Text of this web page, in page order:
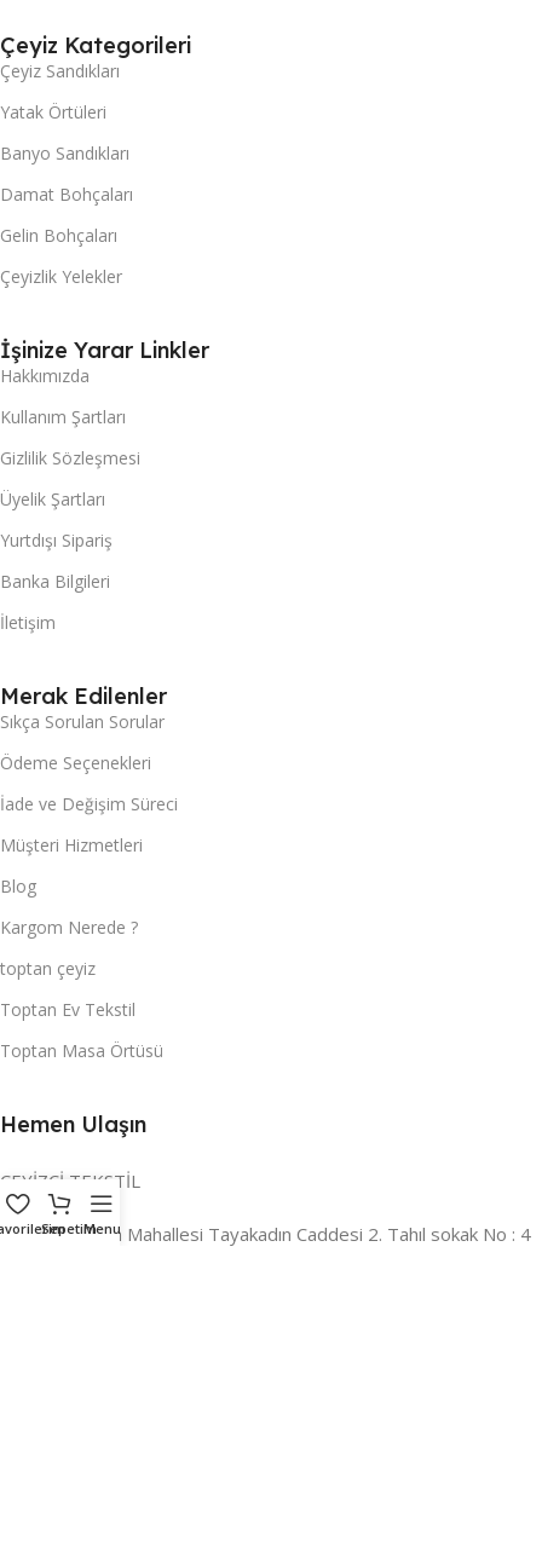
Çeyiz Kategorileri
Çeyiz Sandıkları
Yatak Örtüleri
Banyo Sandıkları
Damat Bohçaları
Gelin Bohçaları
Çeyizlik Yelekler
İşinize Yarar Linkler
Hakkımızda
Kullanım Şartları
Gizlilik Sözleşmesi
Üyelik Şartları
Yurtdışı Sipariş
Banka Bilgileri
İletişim
Merak Edilenler
Sıkça Sorulan Sorular
Ödeme Seçenekleri
İade ve Değişim Süreci
Müşteri Hizmetleri
Blog
Kargom Nerede ?
toptan çeyiz
Toptan Ev Tekstil
Toptan Masa Örtüsü
Hemen Ulaşın
ÇEYİZCİ TEKSTİL
Adres:Reyhan Mahallesi Tayakadın Caddesi 2. Tahıl sokak No : 4
SepetimMenu